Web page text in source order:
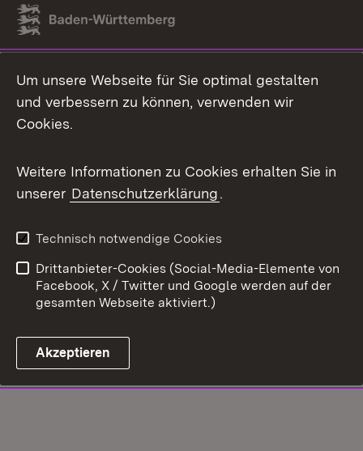
Link zum Landesportal
Um unsere Webseite für Sie optimal gestalten
und verbessern zu können, verwenden wir
Cookies.
Weitere Informationen zu Cookies erhalten Sie in
unserer Datenschutzerklärung.
Technisch notwendige Cookies
Drittanbieter-Cookies (Social-Media-Elemente von
Facebook, X / Twitter und Google werden auf der
gesamten Webseite aktiviert.)
Akzeptieren